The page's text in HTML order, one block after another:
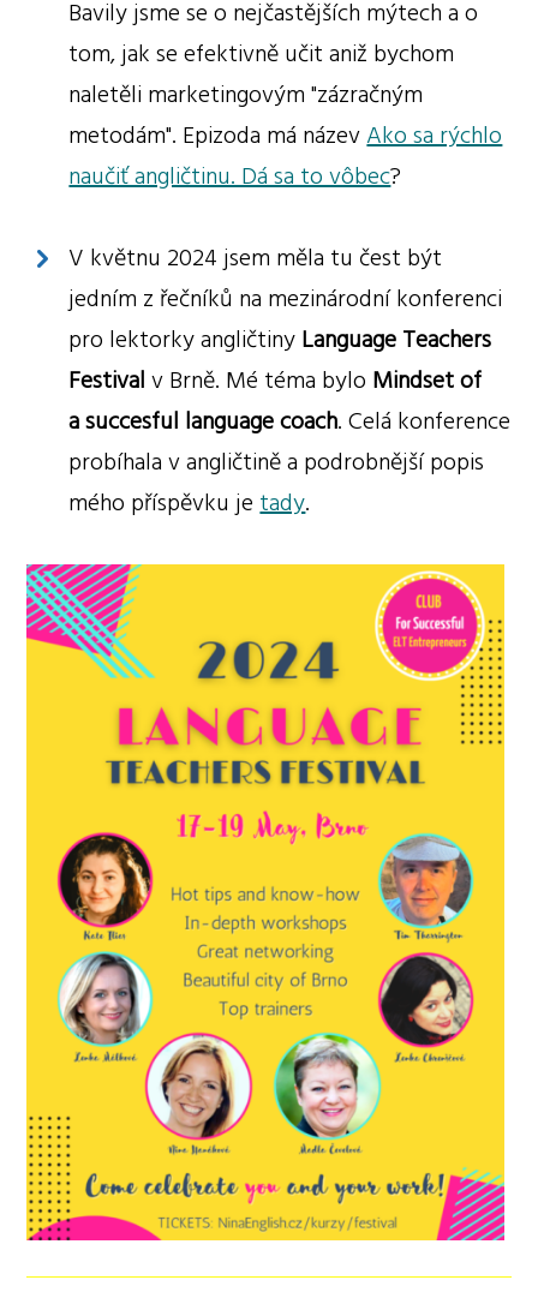
Bavily jsme se o nejčastějších mýtech a o
tom, jak se efektivně učit aniž bychom
naletěli marketingovým "zázračným
metodám". Epizoda má názevAko sa rýchlo
naučiť angličtinu. Dá sa to vôbec?
V květnu 2024 jsem měla tu čest být
jedním z řečníků na mezinárodní konferenci
pro lektorky angličtiny Language Teachers
Festival v Brně. Mé téma bylo Mindset of
a succesful language coach. Celá konference
probíhala v angličtině a podrobnější popis
mého příspěvku jetady.